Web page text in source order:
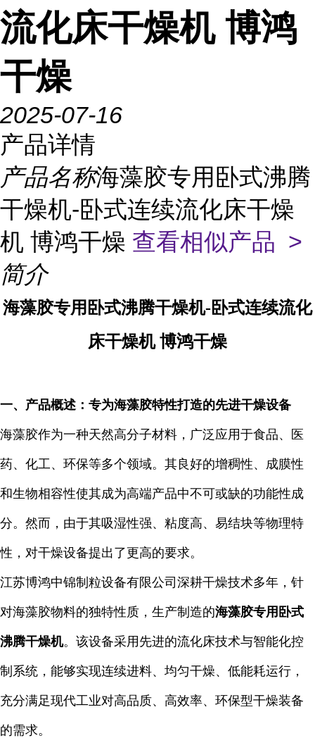
流化床干燥机 博鸿
干燥
2025-07-16
产品详情
产品名称海藻胶专用卧式沸腾
干燥机-卧式连续流化床干燥
机 博鸿干燥 查看相似产品 >
简介
海藻胶专用卧式沸腾干燥机-卧式连续流化
床干燥机 博鸿干燥
一、产品概述：专为海藻胶特性打造的先进干燥设备
海藻胶作为一种天然高分子材料，广泛应用于食品、医
药、化工、环保等多个领域。其良好的增稠性、成膜性
和生物相容性使其成为高端产品中不可或缺的功能性成
分。然而，由于其吸湿性强、粘度高、易结块等物理特
性，对干燥设备提出了更高的要求。
江苏博鸿中锦制粒设备有限公司深耕干燥技术多年，针
对海藻胶物料的独特性质，生产制造的海藻胶专用卧式
沸腾干燥机。该设备采用先进的流化床技术与智能化控
制系统，能够实现连续进料、均匀干燥、低能耗运行，
充分满足现代工业对高品质、高效率、环保型干燥装备
的需求。